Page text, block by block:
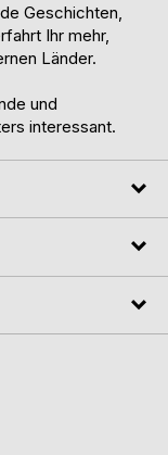
Geschichten,
Ihr mehr,
Länder.
und
interessant.